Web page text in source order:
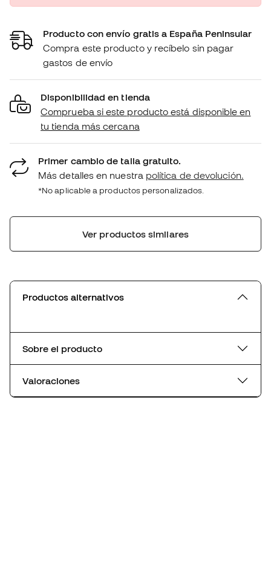
Producto con envío gratis a España Peninsular
Compra este producto y recíbelo sin pagar
gastos de envío
Disponibilidad en tienda
Comprueba si este producto está disponible en
tu tienda más cercana
Primer cambio de talla gratuito.
Más detalles en nuestra política de devolución.
*No aplicable a productos personalizados.
Ver productos similares
Productos alternativos
Sobre el producto
Valoraciones